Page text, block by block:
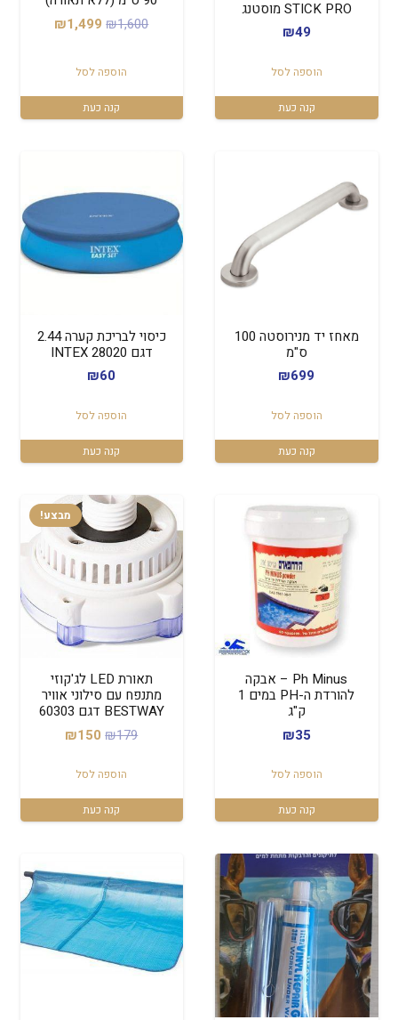
STICK PRO מוסטנג
₪49
הוספה לסל
קנה כעת
₪1,600
המחיר
היה:
₪1,600.
₪1,499
המחיר
₪1,499.
הוספה לסל
קנה כעת
מאחז יד מנירוסטה 100
ס"מ
₪699
הוספה לסל
קנה כעת
כיסוי לבריכת קערה 2.44
דגם 28020 INTEX
₪60
הוספה לסל
קנה כעת
Ph Minus – אבקה
להורדת ה-PH במים 1
ק"ג
₪35
הוספה לסל
קנה כעת
מבצע!
תאורת LED לג'קוזי
מתנפח עם סילוני אוויר
BESTWAY דגם 60303
₪179
המחיר
היה:
₪179.
₪150
המחיר
₪150.
הוספה לסל
קנה כעת